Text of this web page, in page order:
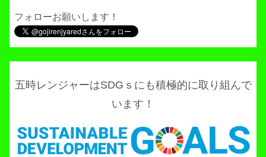
フォローお願いします！
五時レンジャーはSDGｓにも積極的に取り組んで
います！